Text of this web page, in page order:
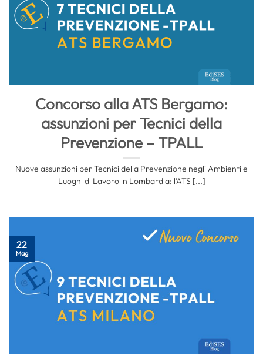
Concorso alla ATS Bergamo:
assunzioni per Tecnici della
Prevenzione – TPALL
Nuove assunzioni per Tecnici della Prevenzione negli Ambienti e
Luoghi di Lavoro in Lombardia: l’ATS [...]
22
Mag